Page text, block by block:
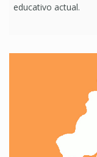
educativo actual.